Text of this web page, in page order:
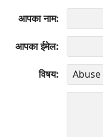
आपका नाम
आपका ईमेल
विषय